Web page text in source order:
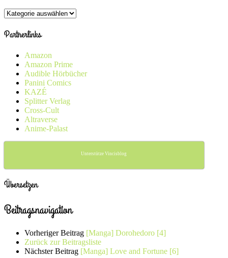
Kategorien
Partnerlinks
Amazon
Amazon Prime
Audible Hörbücher
Panini Comics
KAZÉ
Splitter Verlag
Cross-Cult
Altraverse
Anime-Palast
Unterstütze Vincisblog
Übersetzen
Beitragsnavigation
Vorheriger Beitrag [Manga] Dorohedoro [4]
Zurück zur Beitragsliste
Nächster Beitrag [Manga] Love and Fortune [6]